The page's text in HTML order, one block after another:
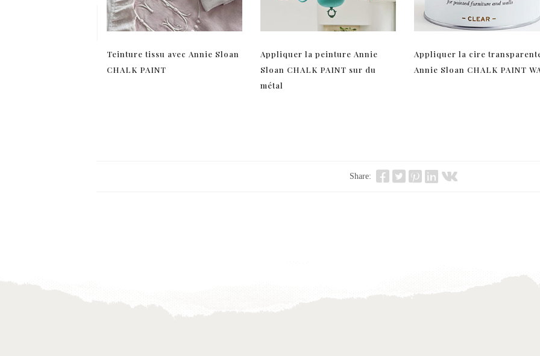
Teinture tissu avec Annie Sloan
CHALK PAINT
Appliquer la peinture Annie
Sloan CHALK PAINT sur du
métal
Appliquer la cire
Annie Sloan CHALK PAINT
Share: